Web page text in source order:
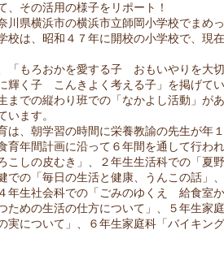
、その活用の様子をリポート！
川県横浜市の横浜市立師岡小学校でまめ
校は、昭和４７年に開校の小学校で、現
「もろおかを愛する子 おもいやりを
輝く子 こんきよく考える子」を掲げてい
までの縦わり班での「なかよし活動」が
います。
は、朝学習の時間に栄養教諭の先生が年
育年間計画に沿って６年間を通して行わ
こしの皮むき」、２年生生活科での「夏
での「毎日の生活と健康、うんこの話」
年生社会科での「ごみのゆくえ 給食室
ための生活の仕方について」、５年生家
実について」、６年生家庭科「バイキン